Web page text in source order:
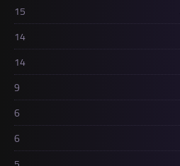
15
14
14
9
6
6